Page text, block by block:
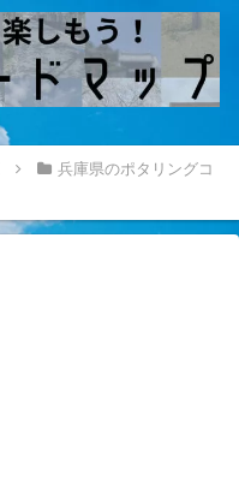
兵庫県のポタリングコ